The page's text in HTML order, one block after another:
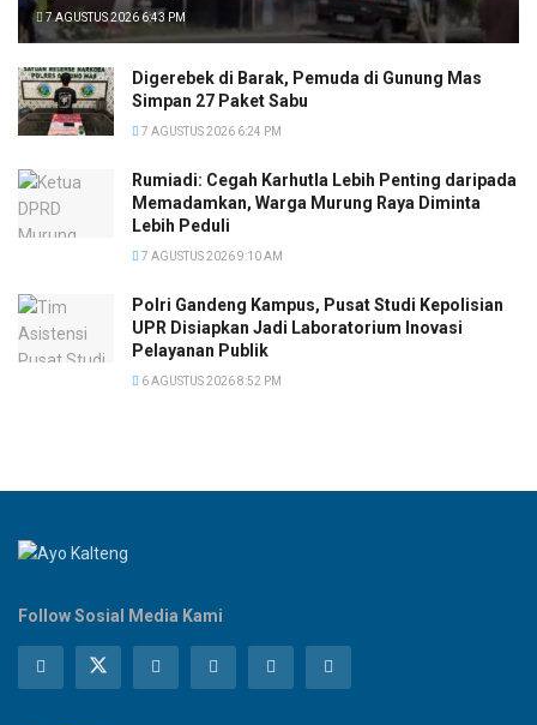
7 AGUSTUS 2026 6:43 PM
Digerebek di Barak, Pemuda di Gunung Mas
Simpan 27 Paket Sabu
7 AGUSTUS 2026 6:24 PM
Rumiadi: Cegah Karhutla Lebih Penting daripada
Memadamkan, Warga Murung Raya Diminta
Lebih Peduli
7 AGUSTUS 2026 9:10 AM
Polri Gandeng Kampus, Pusat Studi Kepolisian
UPR Disiapkan Jadi Laboratorium Inovasi
Pelayanan Publik
6 AGUSTUS 2026 8:52 PM
Follow Sosial Media Kami